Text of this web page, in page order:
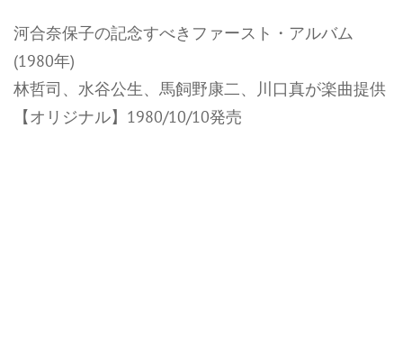
河合奈保子の記念すべきファースト・アルバム
(1980年)
林哲司、水谷公生、馬飼野康二、川口真が楽曲提供
【オリジナル】1980/10/10発売